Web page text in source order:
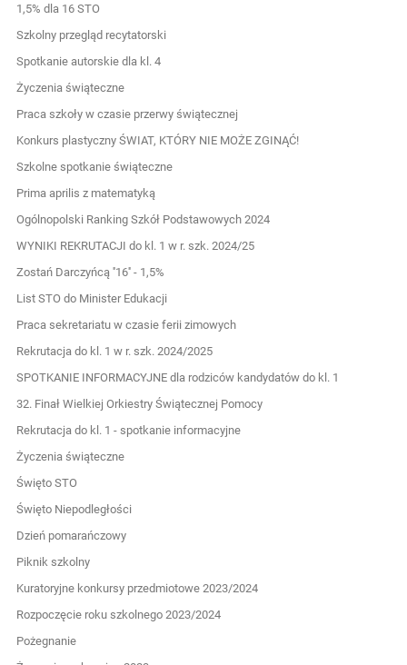
1,5% dla 16 STO
Szkolny przegląd recytatorski
Spotkanie autorskie dla kl. 4
Życzenia świąteczne
Praca szkoły w czasie przerwy świątecznej
Konkurs plastyczny ŚWIAT, KTÓRY NIE MOŻE ZGINĄĆ!
Szkolne spotkanie świąteczne
Prima aprilis z matematyką
Ogólnopolski Ranking Szkół Podstawowych 2024
WYNIKI REKRUTACJI do kl. 1 w r. szk. 2024/25
Zostań Darczyńcą ''16'' - 1,5%
List STO do Minister Edukacji
Praca sekretariatu w czasie ferii zimowych
Rekrutacja do kl. 1 w r. szk. 2024/2025
SPOTKANIE INFORMACYJNE dla rodziców kandydatów do kl. 1
32. Finał Wielkiej Orkiestry Świątecznej Pomocy
Rekrutacja do kl. 1 - spotkanie informacyjne
Życzenia świąteczne
Święto STO
Święto Niepodległości
Dzień pomarańczowy
Piknik szkolny
Kuratoryjne konkursy przedmiotowe 2023/2024
Rozpoczęcie roku szkolnego 2023/2024
Pożegnanie